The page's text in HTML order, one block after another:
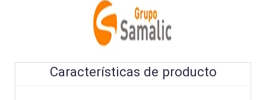
Características de producto